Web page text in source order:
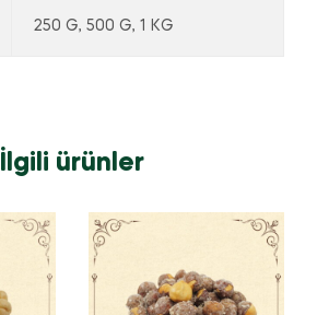
250 G, 500 G, 1 KG
İlgili ürünler